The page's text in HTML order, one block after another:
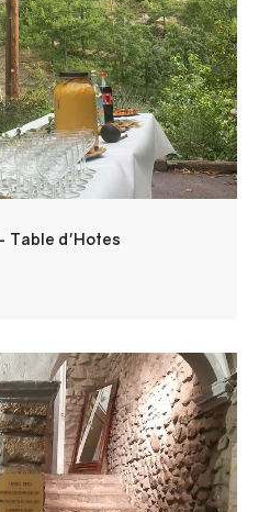
familiales et plats
comme à la maison.
Table d'Hotes
cuisine du sud-ouest,